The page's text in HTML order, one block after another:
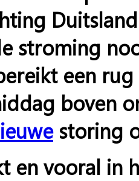
stroming
een
boven
storing
en vooral in